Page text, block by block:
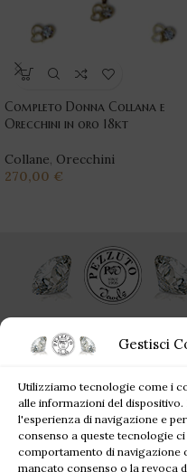
Gestisci
Utilizziamo tecnologie come i
alle informazioni del
l'esperienza di navigazione e
consenso a queste tecnologie
comportamento di navigazione
mancato consenso o la revoca
Completo Donna Collana e
Orecchini in oro 18kt
Collane, Orecchini
270,00 €
Ogni singolo gioiello
Tel: +39 081 81 81 945
Mail:
JEWELS BLOG